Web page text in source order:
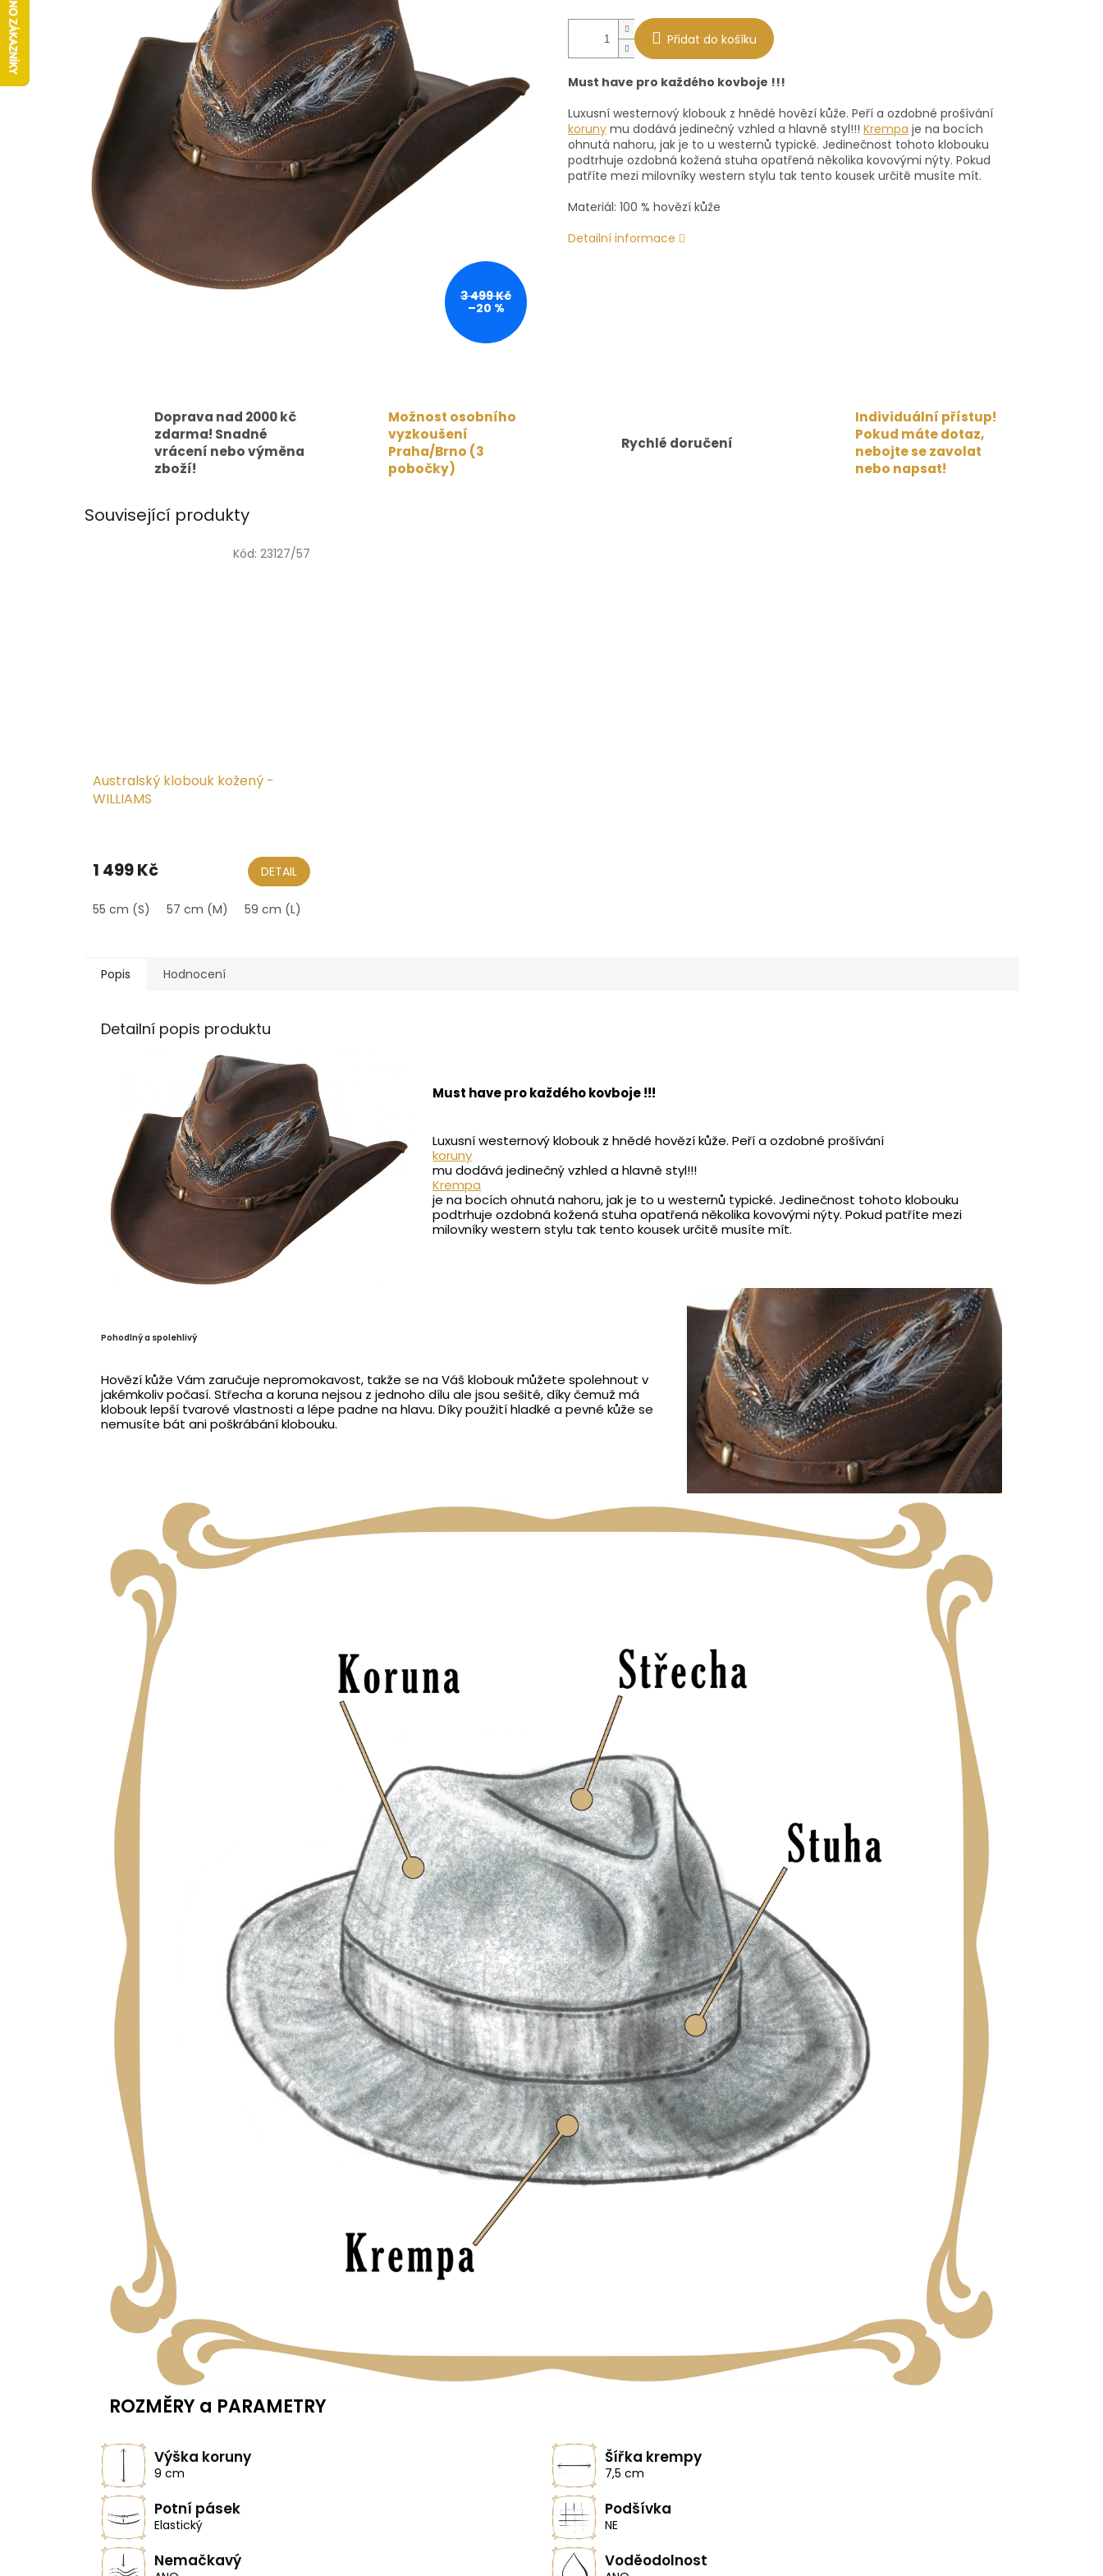
3 499 Kč
–20 %
Přidat do košíku
Must have pro každého kovboje !!!
Luxusní westernový klobouk z hnědé hovězí kůže. Peří a ozdobné prošívání
koruny mu dodává jedinečný vzhled a hlavně styl!!! Krempa je na bocích
ohnutá nahoru, jak je to u westernů typické. Jedinečnost tohoto klobouku
podtrhuje ozdobná kožená stuha opatřená několika kovovými nýty. Pokud
patříte mezi milovníky western stylu tak tento kousek určitě musíte mít.
Materiál: 100 % hovězí kůže
Detailní informace
Doprava nad 2000 kč
zdarma! Snadné
vrácení nebo výměna
zboží!
Možnost osobního
vyzkoušení
Praha/Brno (3
pobočky)
Rychlé doručení
Individuální přístup!
Pokud máte dotaz,
nebojte se zavolat
nebo napsat!
Související produkty
Australský klobouk kožený -
WILLIAMS
produktu
je
z
1 499 Kč DETAIL
55 cm (S) 57 cm (M) 59 cm (L)
Kód: 23127/57
Popis Hodnocení
Detailní popis produktu
Must have pro každého kovboje !!!
Luxusní westernový klobouk z hnědé hovězí kůže. Peří a ozdobné prošívání
koruny
mu dodává jedinečný vzhled a hlavně styl!!!
Krempa
je na bocích ohnutá nahoru, jak je to u westernů typické. Jedinečnost tohoto klobouku
podtrhuje ozdobná kožená stuha opatřená několika kovovými nýty. Pokud patříte mezi
milovníky western stylu tak tento kousek určitě musíte mít.
Pohodlný a spolehlivý
Hovězí kůže Vám zaručuje nepromokavost, takže se na Váš klobouk můžete spolehnout v
jakémkoliv počasí. Střecha a koruna nejsou z jednoho dílu ale jsou sešité, díky čemuž má
klobouk lepší tvarové vlastnosti a lépe padne na hlavu. Díky použití hladké a pevné kůže se
nemusíte bát ani poškrábání klobouku.
ROZMĚRY a PARAMETRY
Výška koruny
9 cm
Šířka krempy
7,5 cm
Potní pásek
Elastický
Podšívka
NE
Nemačkavý Voděodolnost